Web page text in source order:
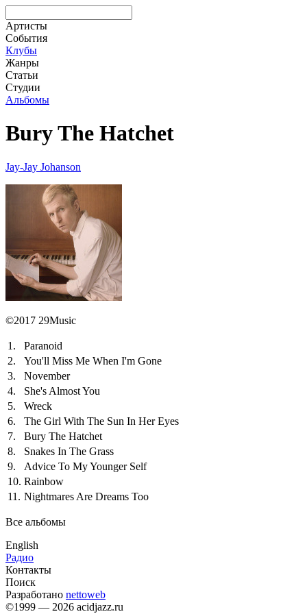
Артисты
События
Клубы
Жанры
Статьи
Студии
Альбомы
Bury The Hatchet
Jay-Jay Johanson
©2017 29Music
1.
Paranoid
2.
You'll Miss Me When I'm Gone
3.
November
4.
She's Almost You
5.
Wreck
6.
The Girl With The Sun In Her Eyes
7.
Bury The Hatchet
8.
Snakes In The Grass
9.
Advice To My Younger Self
10. Rainbow
11. Nightmares Are Dreams Too
Все альбомы
English
Радио
Контакты
Поиск
Разработано nettoweb
©1999 — 2026 acidjazz.ru